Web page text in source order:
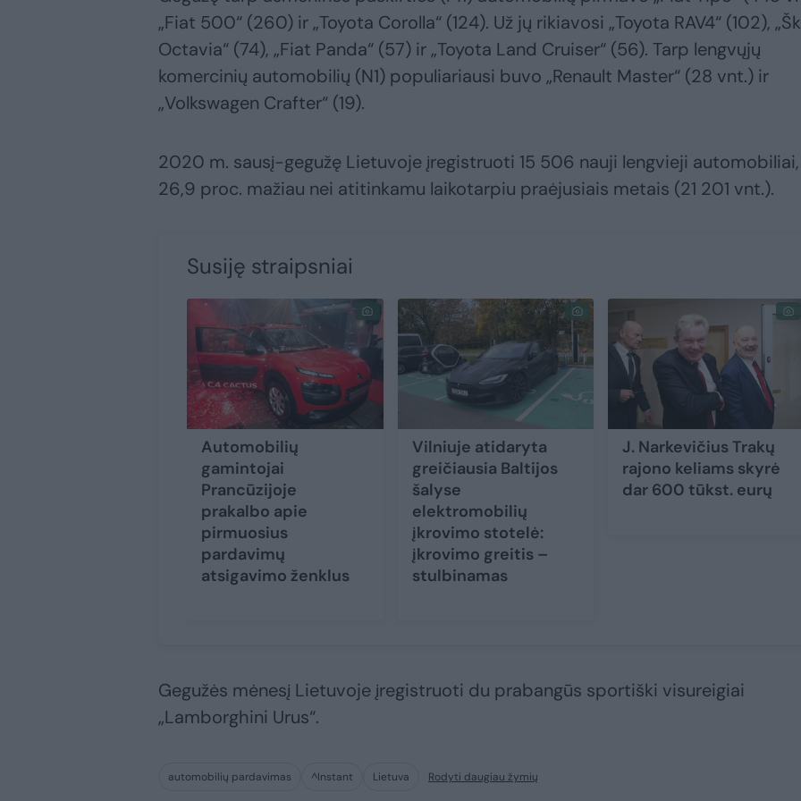
„Fiat 500“ (260) ir „Toyota Corolla“ (124). Už jų rikiavosi „Toyota RAV4“ (102),
Octavia“ (74), „Fiat Panda“ (57) ir „Toyota Land Cruiser“ (56). Tarp lengvųjų
komercinių automobilių (N1) populiariausi buvo „Renault Master“ (28 vnt.) ir
„Volkswagen Crafter“ (19).
2020 m. sausį-gegužę Lietuvoje įregistruoti 15 506 nauji lengvieji automobiliai,
26,9 proc. mažiau nei atitinkamu laikotarpiu praėjusiais metais (21 201 vnt.).
Susiję straipsniai
Automobilių
gamintojai
Prancūzijoje
prakalbo apie
pirmuosius
pardavimų
atsigavimo ženklus
Vilniuje atidaryta
greičiausia Baltijos
šalyse
elektromobilių
įkrovimo stotelė:
įkrovimo greitis –
stulbinamas
J. Narkevičius Trakų
rajono keliams skyrė
dar 600 tūkst. eurų
Gegužės mėnesį Lietuvoje įregistruoti du prabangūs sportiški visureigiai
„Lamborghini Urus“.
automobilių pardavimas ^Instant Lietuva Rodyti daugiau žymių